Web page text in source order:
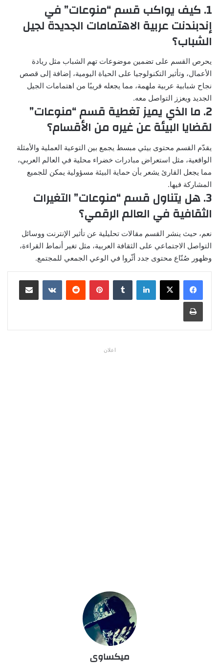
1. كيف يواكب قسم “منوعات” في
إندبندنت عربية الاهتمامات الجديدة لجيل
الشباب؟
يحرص القسم على تضمين موضوعات تهم الشباب مثل ريادة
الأعمال، وتأثير التكنولوجيا على الحياة اليومية، إضافة إلى قصص
نجاح شبابية عربية ملهمة، مما يجعله قريبًا من اهتمامات الجيل
الجديد ويعزز التواصل معه.
2. ما الذي يميز تغطية قسم “منوعات”
لقضايا البيئة عن غيره من الأقسام؟
يقدّم القسم محتوى بيئي مبسط يجمع بين التوعية العملية والأمثلة
الواقعية، مثل استعراض مبادرات خضراء محلية في العالم العربي،
مما يجعل القارئ يشعر بأن حماية البيئة مسؤولية يمكن للجميع
المشاركة فيها.
3. هل يتناول قسم “منوعات” التغيرات
الثقافية في العالم الرقمي؟
نعم، حيث ينشر القسم مقالات تحليلية عن تأثير الإنترنت ووسائل
التواصل الاجتماعي على الثقافة العربية، مثل تغير أنماط القراءة،
وظهور صُنّاع محتوى جدد أثّروا في الوعي الجمعي للمجتمع.
لينكدإن بينتيريست مشاركة عبر البريد
طباعة
اعلان
ميكساوى